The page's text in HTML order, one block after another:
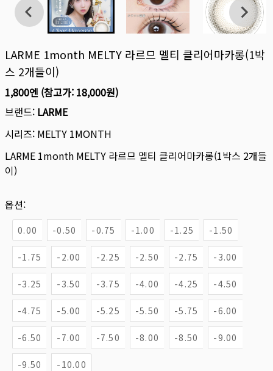
LARME 1month MELTY 라르므 멜티 클리어마카롱(1박
스 2개들이)
1,800엔 (참고가: 18,000원)
브랜드: LARME
시리즈: MELTY 1MONTH
LARME 1month MELTY 라르므 멜티 클리어마카롱(1박스 2개들
이)
옵션:
0.00 -0.50 -0.75 -1.00 -1.25 -1.50
-1.75 -2.00 -2.25 -2.50 -2.75 -3.00
-3.25 -3.50 -3.75 -4.00 -4.25 -4.50
-4.75 -5.00 -5.25 -5.50 -5.75 -6.00
-6.50 -7.00 -7.50 -8.00 -8.50 -9.00
-9.50 -10.00